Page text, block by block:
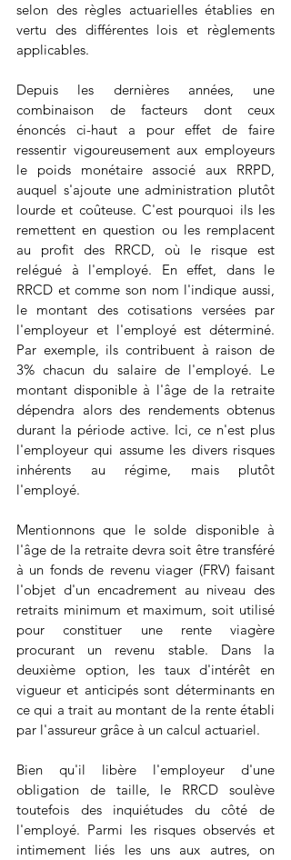
selon des règles actuarielles établies en
vertu des différentes lois et règlements
applicables.
Depuis les dernières années, une
combinaison de facteurs dont ceux
énoncés ci-haut a pour effet de faire
ressentir vigoureusement aux employeurs
le poids monétaire associé aux RRPD,
auquel s'ajoute une administration plutôt
lourde et coûteuse. C'est pourquoi ils les
remettent en question ou les remplacent
au profit des RRCD, où le risque est
relégué à l'employé. En effet, dans le
RRCD et comme son nom l'indique aussi,
le montant des cotisations versées par
l'employeur et l'employé est déterminé.
Par exemple, ils contribuent à raison de
3% chacun du salaire de l'employé. Le
montant disponible à l'âge de la retraite
dépendra alors des rendements obtenus
durant la période active. Ici, ce n'est plus
l'employeur qui assume les divers risques
inhérents au régime, mais plutôt
l'employé.
Mentionnons que le solde disponible à
l'âge de la retraite devra soit être transféré
à un fonds de revenu viager (FRV) faisant
l'objet d'un encadrement au niveau des
retraits minimum et maximum, soit utilisé
pour constituer une rente viagère
procurant un revenu stable. Dans la
deuxième option, les taux d'intérêt en
vigueur et anticipés sont déterminants en
ce qui a trait au montant de la rente établi
par l'assureur grâce à un calcul actuariel.
Bien qu'il libère l'employeur d'une
obligation de taille, le RRCD soulève
toutefois des inquiétudes du côté de
l'employé. Parmi les risques observés et
intimement liés les uns aux autres, on